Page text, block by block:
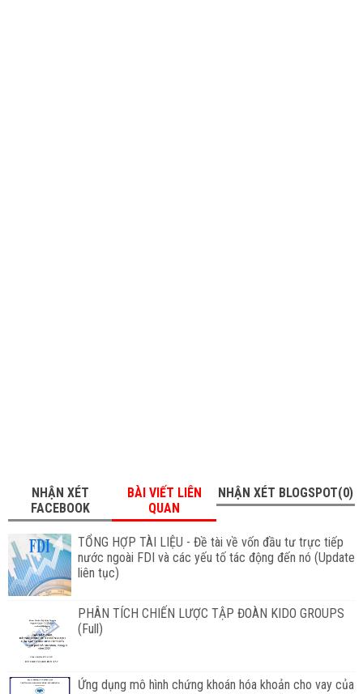
NHẬN XÉT
FACEBOOK
BÀI VIẾT LIÊN
QUAN
NHẬN XÉT BLOGSPOT(0)
TỔNG HỢP TÀI LIỆU - Đề tài về vốn đầu tư trực tiếp
nước ngoài FDI và các yếu tố tác động đến nó (Update
liên tục)
PHÂN TÍCH CHIẾN LƯỢC TẬP ĐOÀN KIDO GROUPS
(Full)
Ứng dụng mô hình chứng khoán hóa khoản cho vay của